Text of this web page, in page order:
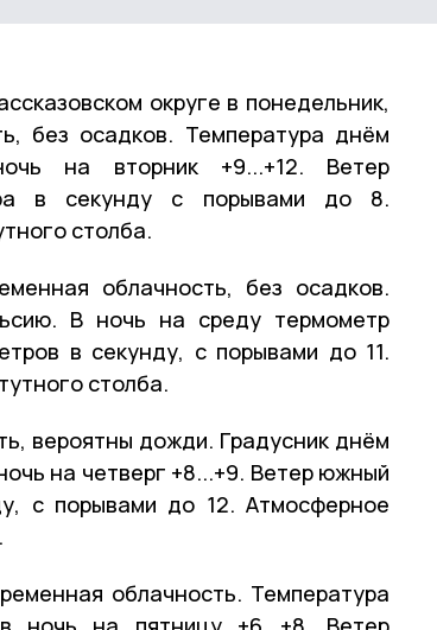
округе в понедельник,
без осадков. Температура днём
на вторник +9...+12. Ветер
в секунду с порывами до 8.
столба.
облачность, без осадков.
В ночь на среду термометр
в секунду, с порывами до 11.
столба.
вероятны дожди. Градусник днём
на четверг +8...+9. Ветер южный
с порывами до 12. Атмосферное
облачность. Температура